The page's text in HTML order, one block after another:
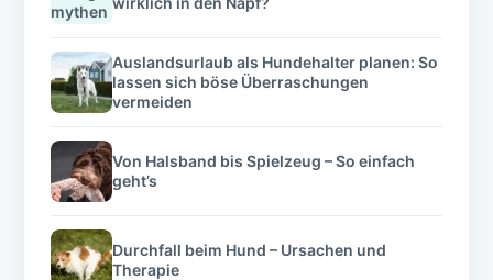
Auslandsurlaub als Hundehalter planen: So
lassen sich böse Überraschungen
vermeiden
Von Halsband bis Spielzeug – So einfach
geht’s
Durchfall beim Hund – Ursachen und
Therapie